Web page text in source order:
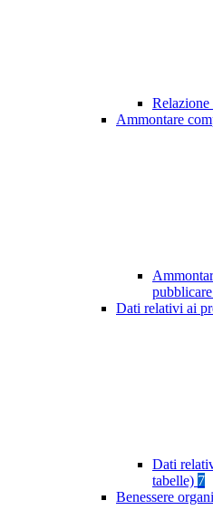
Relazione
Ammontare
Dati relativi ai
Dati
tabelle) 7
Benessere